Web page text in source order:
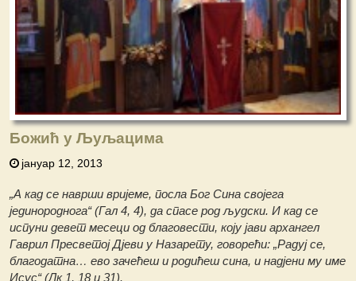
Божић у Љуљацима
јануар 12, 2013
„А кад се наврши вријеме, посла Бог Сина својега
јединороднога“ (Гал 4, 4), да спасе род људски. И кад се
испуни девет месеци од благовести, коју јави архангел
Гаврил Пресветој Дјеви у Назарету, говорећи: „Радуј се,
благодатна… ево зачећеш и родићеш сина, и надјени му име
Исус“ (Лк 1, 18 и 31).